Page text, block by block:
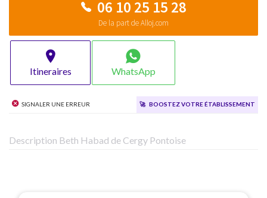
06 10 25 15 28
De la part de Alloj.com
Itineraires WhatsApp
Signaler une erreur 🚀 Boostez votre établissement
Description Beth Habad de Cergy Pontoise